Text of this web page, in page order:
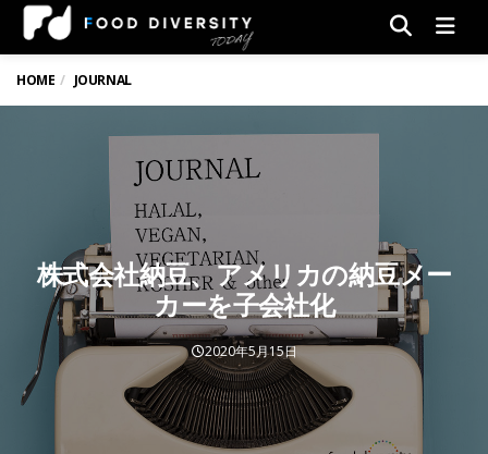
HOME JOURNAL
株式会社納豆、アメリカの納豆メー
カーを子会社化
2020年5月15日